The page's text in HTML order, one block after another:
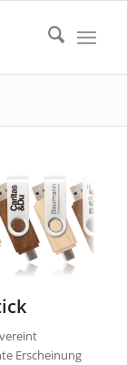
Erscheinung